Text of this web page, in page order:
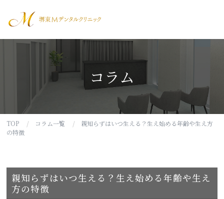
コラム
TOP コラム一覧
親知らずはいつ生える？生え始める年齢や生え方
の特徴
親知らずはいつ生える？生え始める年齢や生え
方の特徴